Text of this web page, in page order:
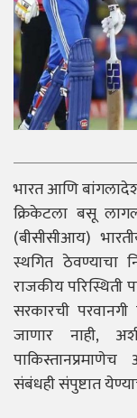
भारत आणि
क्रिकेटला बसू
(बीसीसीआय)
स्थगित ठेवण्याचा
राजकीय परिस्थिती
सरकारची
जाणार नाही,
संबंधही संपुष्टात